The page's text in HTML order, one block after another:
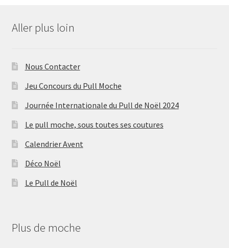
Aller plus loin
Nous Contacter
Jeu Concours du Pull Moche
Journée Internationale du Pull de Noël 2024
Le pull moche, sous toutes ses coutures
Calendrier Avent
Déco Noël
Le Pull de Noël
Plus de moche